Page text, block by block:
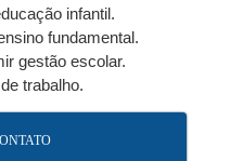
infantil.
fundamental.
gestão escolar.
trabalho.